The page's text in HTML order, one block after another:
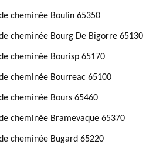
cheminée Boulin 65350
cheminée Bourg De Bigorre 65130
cheminée Bourisp 65170
cheminée Bourreac 65100
cheminée Bours 65460
cheminée Bramevaque 65370
cheminée Bugard 65220